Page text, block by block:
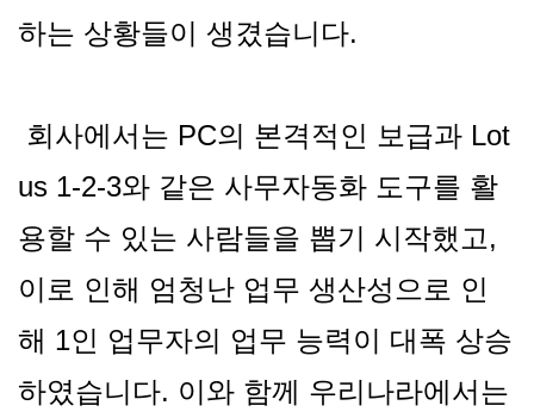
하는 상황들이 생겼습니다.
회사에서는 PC의 본격적인 보급과 Lot
us 1-2-3와 같은 사무자동화 도구를 활
용할 수 있는 사람들을 뽑기 시작했고,
이로 인해 엄청난 업무 생산성으로 인
해 1인 업무자의 업무 능력이 대폭 상승
하였습니다. 이와 함께 우리나라에서는